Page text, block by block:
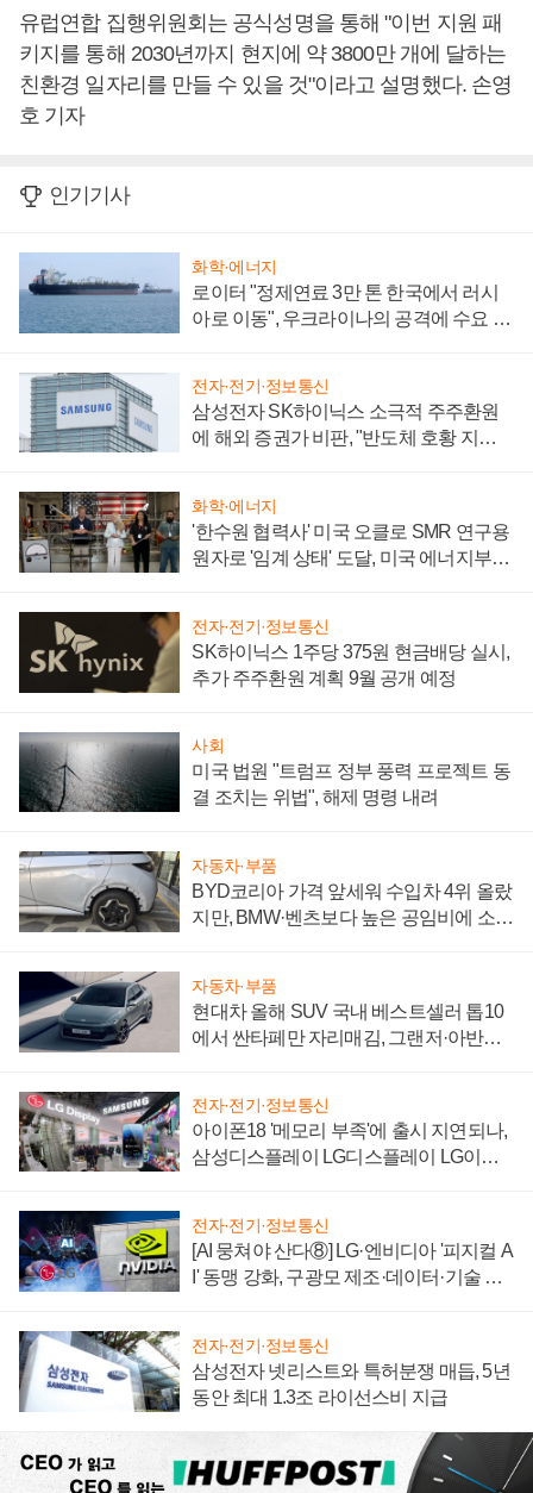
유럽연합 집행위원회는 공식성명을 통해 "이번 지원 패
키지를 통해 2030년까지 현지에 약 3800만 개에 달하는
친환경 일자리를 만들 수 있을 것"이라고 설명했다. 손영
호 기자
인기기사
화학·에너지
로이터 "정제연료 3만 톤 한국에서 러시
아로 이동", 우크라이나의 공격에 수요 늘
전자·전기·정보통신
삼성전자 SK하이닉스 소극적 주주환원
에 해외 증권가 비판, "반도체 호황 지속
화학·에너지
'한수원 협력사' 미국 오클로 SMR 연구용
원자로 '임계 상태' 도달, 미국 에너지부
전자·전기·정보통신
SK하이닉스 1주당 375원 현금배당 실시,
추가 주주환원 계획 9월 공개 예정
사회
미국 법원 "트럼프 정부 풍력 프로젝트 동
결 조치는 위법", 해제 명령 내려
자동차·부품
BYD코리아 가격 앞세워 수입차 4위 올랐
지만, BMW·벤츠보다 높은 공임비에 소비
자동차·부품
현대차 올해 SUV 국내 베스트셀러 톱10
에서 싼타페만 자리매김, 그랜저·아반떼
전자·전기·정보통신
아이폰18 '메모리 부족'에 출시 지연되나,
삼성디스플레이 LG디스플레이 LG이노
전자·전기·정보통신
[AI 뭉쳐야 산다⑧] LG·엔비디아 '피지컬 A
I' 동맹 강화, 구광모 제조·데이터·기술 결
전자·전기·정보통신
삼성전자 넷리스트와 특허분쟁 매듭, 5년
동안 최대 1.3조 라이선스비 지급